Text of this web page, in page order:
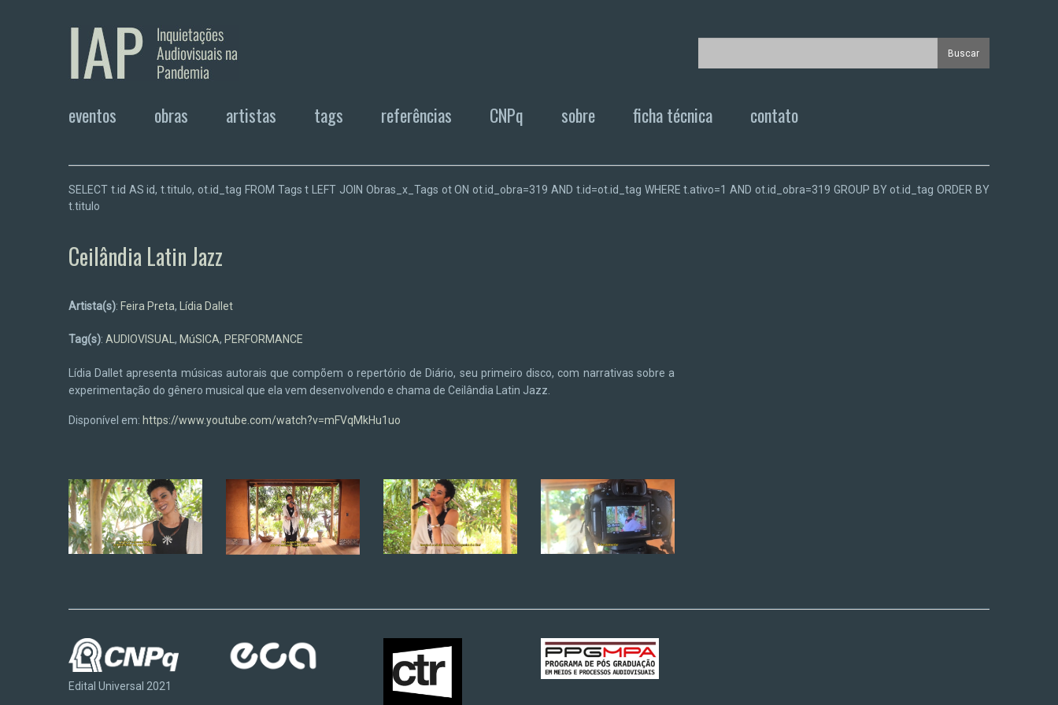
eventos obras artistas tags referências CNPq sobre ficha técnica contato
SELECT t.id AS id, t.titulo, ot.id_tag FROM Tags t LEFT JOIN Obras_x_Tags ot ON ot.id_obra=319 AND t.id=ot.id_tag WHERE t.ativo=1 AND ot.id_obra=319 GROUP BY ot.id_tag ORDER BY
t.titulo
Ceilândia Latin Jazz
Artista(s): Feira Preta, Lídia Dallet
Tag(s): AUDIOVISUAL , MúSICA, PERFORMANCE
Lídia Dallet apresenta músicas autorais que compõem o repertório de Diário, seu primeiro disco, com narrativas sobre a
experimentação do gênero musical que ela vem desenvolvendo e chama de Ceilândia Latin Jazz.
Disponível em: https://www.youtube.com/watch?v=mFVqMkHu1uo
Edital Universal 2021